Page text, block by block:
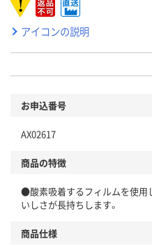
アイコンの説明
お申込番号
AX02617
商品の特徴
●酸素吸着するフィルムを使用
いしさが長持ちします。
商品仕様